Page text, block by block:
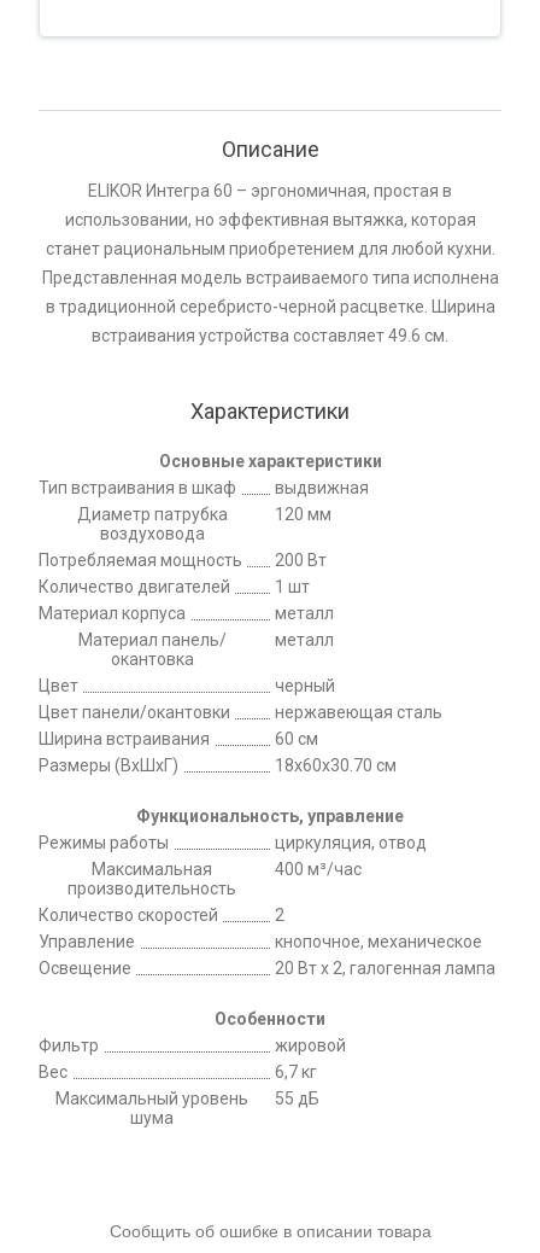
Описание
ELIKOR Интегра 60 – эргономичная, простая в
использовании, но эффективная вытяжка, которая
станет рациональным приобретением для любой кухни.
Представленная модель встраиваемого типа исполнена
в традиционной серебристо-черной расцветке. Ширина
встраивания устройства составляет 49.6 см.
Характеристики
Основные характеристики
Тип встраивания в шкаф
выдвижная
Диаметр патрубка
воздуховода
120 мм
Потребляемая мощность
200 Вт
Количество двигателей
1 шт
Материал корпуса
металл
Материал панель/
окантовка
металл
Цвет
черный
Цвет панели/окантовки
нержавеющая сталь
Ширина встраивания
60 см
Размеры (ВхШхГ)
18х60х30.70 см
Функциональность, управление
Режимы работы
циркуляция, отвод
Максимальная
производительность
400 м³/час
Количество скоростей
2
Управление
кнопочное, механическое
Освещение
20 Вт х 2, галогенная лампа
Особенности
Фильтр
жировой
Вес
6,7 кг
Максимальный уровень
шума
55 дБ
Сообщить об ошибке в описании товара